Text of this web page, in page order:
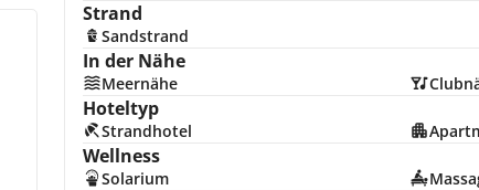
Strand
Sandstrand
In der Nähe
Meernähe
Hoteltyp
Strandhotel
Wellness
Solarium